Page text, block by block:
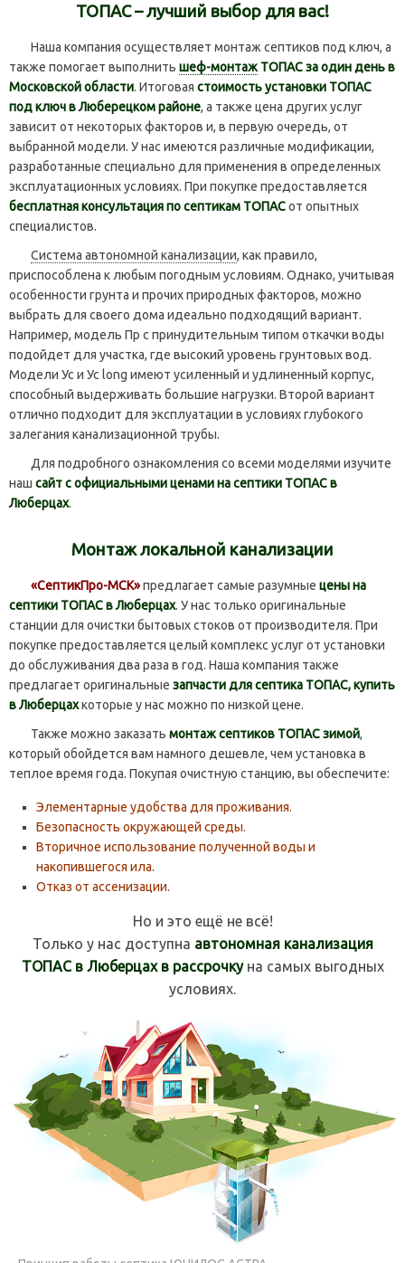
ТОПАС – лучший выбор для вас!
Наша компания осуществляет монтаж септиков под ключ, а
также помогает выполнить шеф-монтаж ТОПАС за один день в
Московской области. Итоговая стоимость установки ТОПАС
под ключ в Люберецком районе, а также цена других услуг
зависит от некоторых факторов и, в первую очередь, от
выбранной модели. У нас имеются различные модификации,
разработанные специально для применения в определенных
эксплуатационных условиях. При покупке предоставляется
бесплатная консультация по септикам ТОПАСот опытных
специалистов.
Система автономной канализации, как правило,
приспособлена к любым погодным условиям. Однако, учитывая
особенности грунта и прочих природных факторов, можно
выбрать для своего дома идеально подходящий вариант.
Например, модель Пр с принудительным типом откачки воды
подойдет для участка, где высокий уровень грунтовых вод.
Модели Ус и Ус long имеют усиленный и удлиненный корпус,
способный выдерживать большие нагрузки. Второй вариант
отлично подходит для эксплуатации в условиях глубокого
залегания канализационной трубы.
Для подробного ознакомления со всеми моделями изучите
наш сайт с официальными ценами на септики ТОПАС в
Люберцах.
Монтаж локальной канализации
«СептикПро-МСК»предлагает самые разумные цены на
септики ТОПАС в Люберцах. У нас только оригинальные
станции для очистки бытовых стоков от производителя. При
покупке предоставляется целый комплекс услуг от установки
до обслуживания два раза в год. Наша компания также
предлагает оригинальные запчасти для септика ТОПАС, купить
в Люберцахкоторые у нас можно по низкой цене.
Также можно заказать монтаж септиков ТОПАС зимой,
который обойдется вам намного дешевле, чем установка в
теплое время года. Покупая очистную станцию, вы обеспечите:
Элементарные удобства для проживания.
Безопасность окружающей среды.
Вторичное использование полученной воды и
накопившегося ила.
Отказ от ассенизации.
Но и это ещё не всё!
Только у нас доступна автономная канализация
ТОПАС в Люберцах в рассрочкуна самых выгодных
условиях.